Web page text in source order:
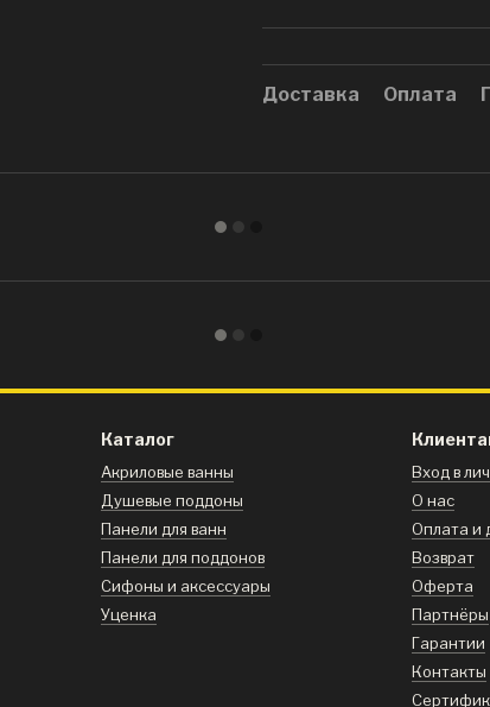
Доставка Оплата
Каталог
Акриловые ванны
Душевые поддоны
Панели для ванн
Панели для поддонов
Сифоны и аксессуары
Уценка
Вход в
О нас
Оплата и
Возврат
Оферта
Партнёры
Гарантии
Контакты